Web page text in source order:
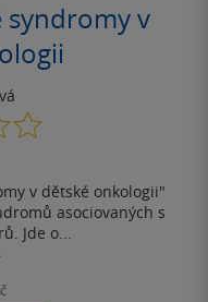
syndromy v
v dětské onkologii"
asociovaných s
Jde o...